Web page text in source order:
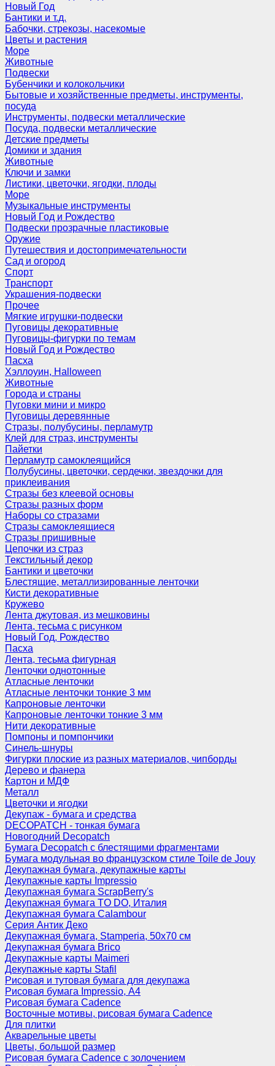
Новый Год
Бантики и т.д.
Бабочки, стрекозы, насекомые
Цветы и растения
Море
Животные
Подвески
Бубенчики и колокольчики
Бытовые и хозяйственные предметы, инструменты,
посуда
Инструменты, подвески металлические
Посуда, подвески металлические
Детские предметы
Домики и здания
Животные
Ключи и замки
Листики, цветочки, ягодки, плоды
Море
Музыкальные инструменты
Новый Год и Рождество
Подвески прозрачные пластиковые
Оружие
Путешествия и достопримечательности
Сад и огород
Спорт
Транспорт
Украшения-подвески
Прочее
Мягкие игрушки-подвески
Пуговицы декоративные
Пуговицы-фигурки по темам
Новый Год и Рождество
Пасха
Хэллоуин, Halloween
Животные
Города и страны
Пуговки мини и микро
Пуговицы деревянные
Стразы, полубусины, перламутр
Клей для страз, инструменты
Пайетки
Перламутр самоклеящийся
Полубусины, цветочки, сердечки, звездочки для
приклеивания
Стразы без клеевой основы
Стразы разных форм
Наборы со стразами
Стразы самоклеящиеся
Стразы пришивные
Цепочки из страз
Текстильный декор
Бантики и цветочки
Блестящие, металлизированные ленточки
Кисти декоративные
Кружево
Лента джутовая, из мешковины
Лента, тесьма с рисунком
Новый Год, Рождество
Пасха
Лента, тесьма фигурная
Ленточки однотонные
Атласные ленточки
Атласные ленточки тонкие 3 мм
Капроновые ленточки
Капроновые ленточки тонкие 3 мм
Нити декоративные
Помпоны и помпончики
Синель-шнуры
Фигурки плоские из разных материалов, чипборды
Дерево и фанера
Картон и МДФ
Металл
Цветочки и ягодки
Декупаж - бумага и средства
DECOPATCH - тонкая бумага
Новогодний Decopatch
Бумага Decopatch с блестящими фрагментами
Бумага модульная во французском стиле Toile de Jouy
Декупажная бумага, декупажные карты
Декупажные карты Impressio
Декупажная бумага ScrapBerry's
Декупажная бумага TO DO, Италия
Декупажная бумага Calambour
Серия Антик Деко
Декупажная бумага, Stamperia, 50х70 см
Декупажная бумага Brico
Декупажные карты Maimeri
Декупажные карты Stafil
Рисовая и тутовая бумага для декупажа
Рисовая бумага Impressio, А4
Рисовая бумага Cadence
Восточные мотивы, рисовая бумага Cadence
Для плитки
Акварельные цветы
Цветы, большой размер
Рисовая бумага Cadence c золочением